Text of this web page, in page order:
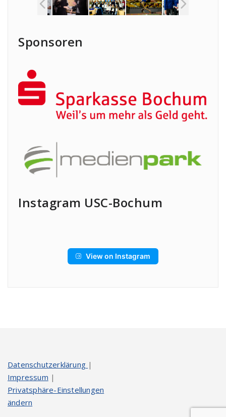
Sponsoren
Instagram USC-Bochum
View on Instagram
Datenschutzerklärung |
Impressum |
Privatsphäre-Einstellungen
ändern